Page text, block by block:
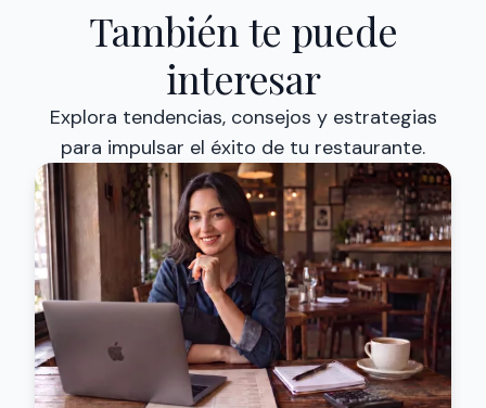
También te puede
interesar
Explora tendencias, consejos y estrategias
para impulsar el éxito de tu restaurante.